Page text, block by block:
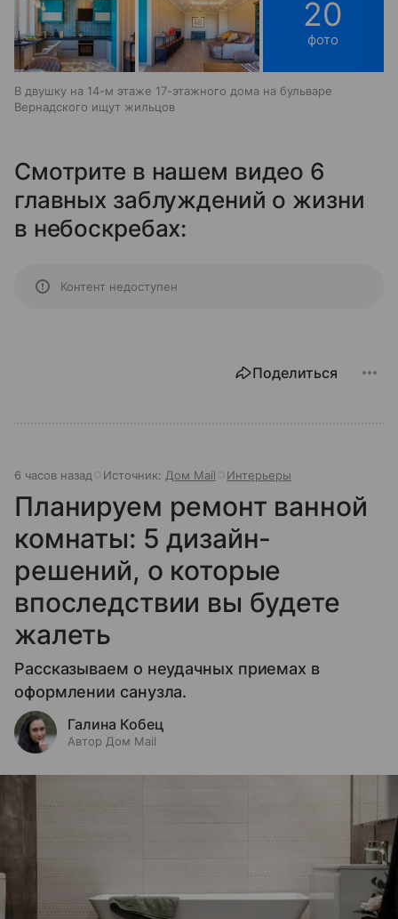
20
фото
В двушку на 14-м этаже 17-этажного дома на бульваре
Вернадского ищут жильцов
Смотрите в нашем видео 6
главных заблуждений о жизни
в небоскребах:
Контент недоступен
Поделиться
6 часов назад Источник: Дом Mail Интерьеры
Планируем ремонт ванной
комнаты: 5 дизайн-
решений, о которые
впоследствии вы будете
жалеть
Рассказываем о неудачных приемах в
оформлении санузла.
Галина Кобец
Автор Дом Mail